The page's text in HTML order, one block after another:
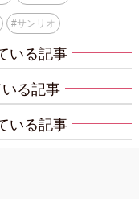
#サンリオ
いる記事
いる記事
いる記事